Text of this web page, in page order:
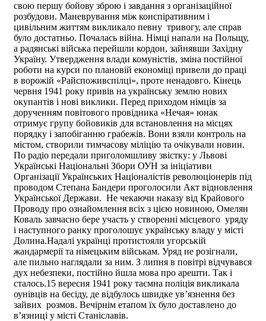
свою першу бойову зброю і завдання з організаційної
розбудови. Маневрування між конспіративним і
цивільним життям викликало певну тривогу, але справ
було достатньо. Почалась війна. Німці напали на Польщу,
а радянські війська перейшли кордон, зайнявши Західну
Україну. Утвердження влади комуністів, зміна постійної
роботи на курси по плановій економіці привели до праці
в ворожій «Райспоживспілці», проте ненадовго. Кінець
червня 1941 року привів на українську землю нових
окупантів і нові виклики. Перед приходом німців за
дорученням повітового провідника «Нечая» юнак
отримує групу бойовиків для встановлення на місцях
порядку і запобіганню грабежів. Вони взяли контроль на
містом, створили тимчасову міліцію та очікували новин.
По радіо передали приголомшливу звістку: у Львові
Українські Національні Збори ОУН за ініціативи
Організації Українських Націоналістів революціонерів під
проводом Степана Бандери проголосили Акт відновлення
Української Держави. Не чекаючи наказу від Крайового
Проводу про ознайомлення всіх з цією новиною, Омелян
Коваль завчасно бере участь у створенні місцевого уряду
і наступного ранку проголошує українську владу у місті
Долина.Надалі українці протистояли угорській
жандармерії та німецьким військам. Уряд не розігнали,
але пильно наглядали за ним. З липня в повітрі відчувався
дух небезпеки, постійно йшла мова про арешти. Так і
сталось.15 вересня 1941 року таємна поліція викликала
оунівців на бесіду, де відбулось швидке ув’язнення без
зайвих розмов. Вечірнім етапом їх було доставлено до
в’язниці у місті Станіславів.